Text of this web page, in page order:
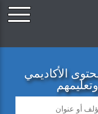
الأكاديمي